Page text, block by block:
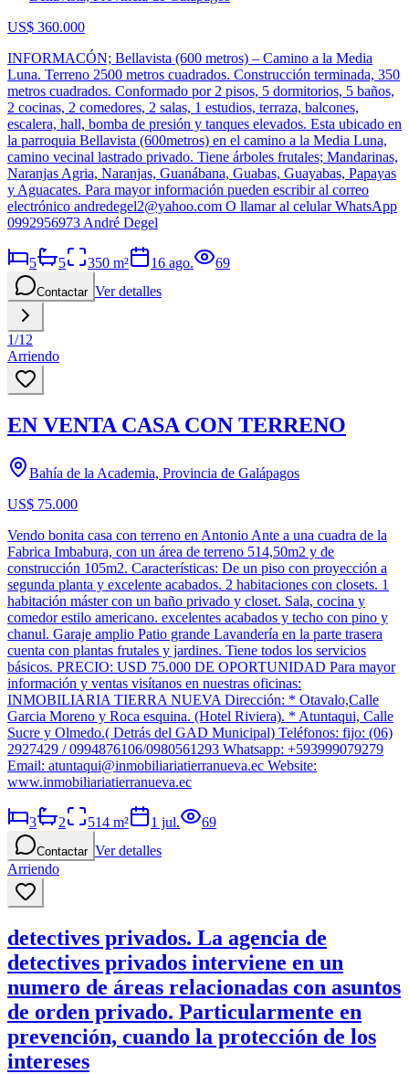
US$ 360.000
INFORMACÓN; Bellavista (600 metros) – Camino a la Media
Luna. Terreno 2500 metros cuadrados. Construcción terminada, 350
metros cuadrados. Conformado por 2 pisos, 5 dormitorios, 5 baños,
2 cocinas, 2 comedores, 2 salas, 1 estudios, terraza, balcones,
escalera, hall, bomba de presión y tanques elevados. Esta ubicado en
la parroquia Bellavista (600metros) en el camino a la Media Luna,
camino vecinal lastrado privado. Tiene árboles frutales; Mandarinas,
Naranjas Agria, Naranjas, Guanábana, Guabas, Guayabas, Papayas
y Aguacates. Para mayor información pueden escribir al correo
electrónico andredegel2@yahoo.com O llamar al celular WhatsApp
0992956973 André Degel
5 5 350 m² 16 ago. 69
Contactar Ver detalles
1/12
Arriendo
EN VENTA CASA CON TERRENO
Bahía de la Academia, Provincia de Galápagos
US$ 75.000
Vendo bonita casa con terreno en Antonio Ante a una cuadra de la
Fabrica Imbabura, con un área de terreno 514,50m2 y de
construcción 105m2. Características: De un piso con proyección a
segunda planta y excelente acabados. 2 habitaciones con closets. 1
habitación máster con un baño privado y closet. Sala, cocina y
comedor estilo americano. excelentes acabados y techo con pino y
chanul. Garaje amplio Patio grande Lavandería en la parte trasera
cuenta con plantas frutales y jardines. Tiene todos los servicios
básicos. PRECIO: USD 75.000 DE OPORTUNIDAD Para mayor
información y ventas visítanos en nuestras oficinas:
INMOBILIARIA TIERRA NUEVA Dirección: * Otavalo,Calle
Garcia Moreno y Roca esquina. (Hotel Riviera). * Atuntaqui, Calle
Sucre y Olmedo.( Detrás del GAD Municipal) Teléfonos: fijo: (06)
2927429 / 0994876106/0980561293 Whatsapp: +593999079279
Email: atuntaqui@inmobiliariatierranueva.ec Website:
www.inmobiliariatierranueva.ec
3 2 514 m² 1 jul. 69
Contactar Ver detalles
Arriendo
detectives privados. La agencia de
detectives privados interviene en un
numero de áreas relacionadas con asuntos
de orden privado. Particularmente en
prevención, cuando la protección de los
intereses